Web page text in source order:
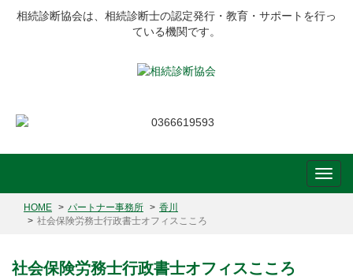
相続診断協会は、相続診断士の認定発行・教育・サポートを行っ
ている機関です。
HOME パートナー事務所
香川
社会保険労務士行政書士オフィスこころ
社会保険労務士行政書士オフィスこころ